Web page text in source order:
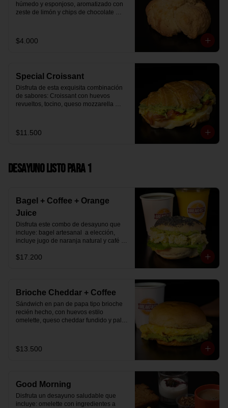
húmedo y esponjoso, aromatizado con
zeste de limón y chips de chocolate
desayuno dulce y equilibrado.
$4.000
Special Croissant
Disfruta de esta exquisita combinación
de sabores: Croissant con huevos
revueltos, tocino, queso mozzarella
$11.500
Desayuno Listo para 1
Bagel + Coffee + Orange
Juice
Disfruta este combo de desayuno que
incluye: bagel artesanal  a elección,
incluye jugo de naranja natural y café o
$17.200
Brioche Cheddar + Coffee
Sándwich en pan de papa tipo brioche
recién hecho, con huevos estilo
omelette, queso cheddar fundido y palta,
Se envía en bolsa delivery.
$13.500
Good Morning
Disfruta un desayuno saludable que
incluye: omelette con ingredientes a